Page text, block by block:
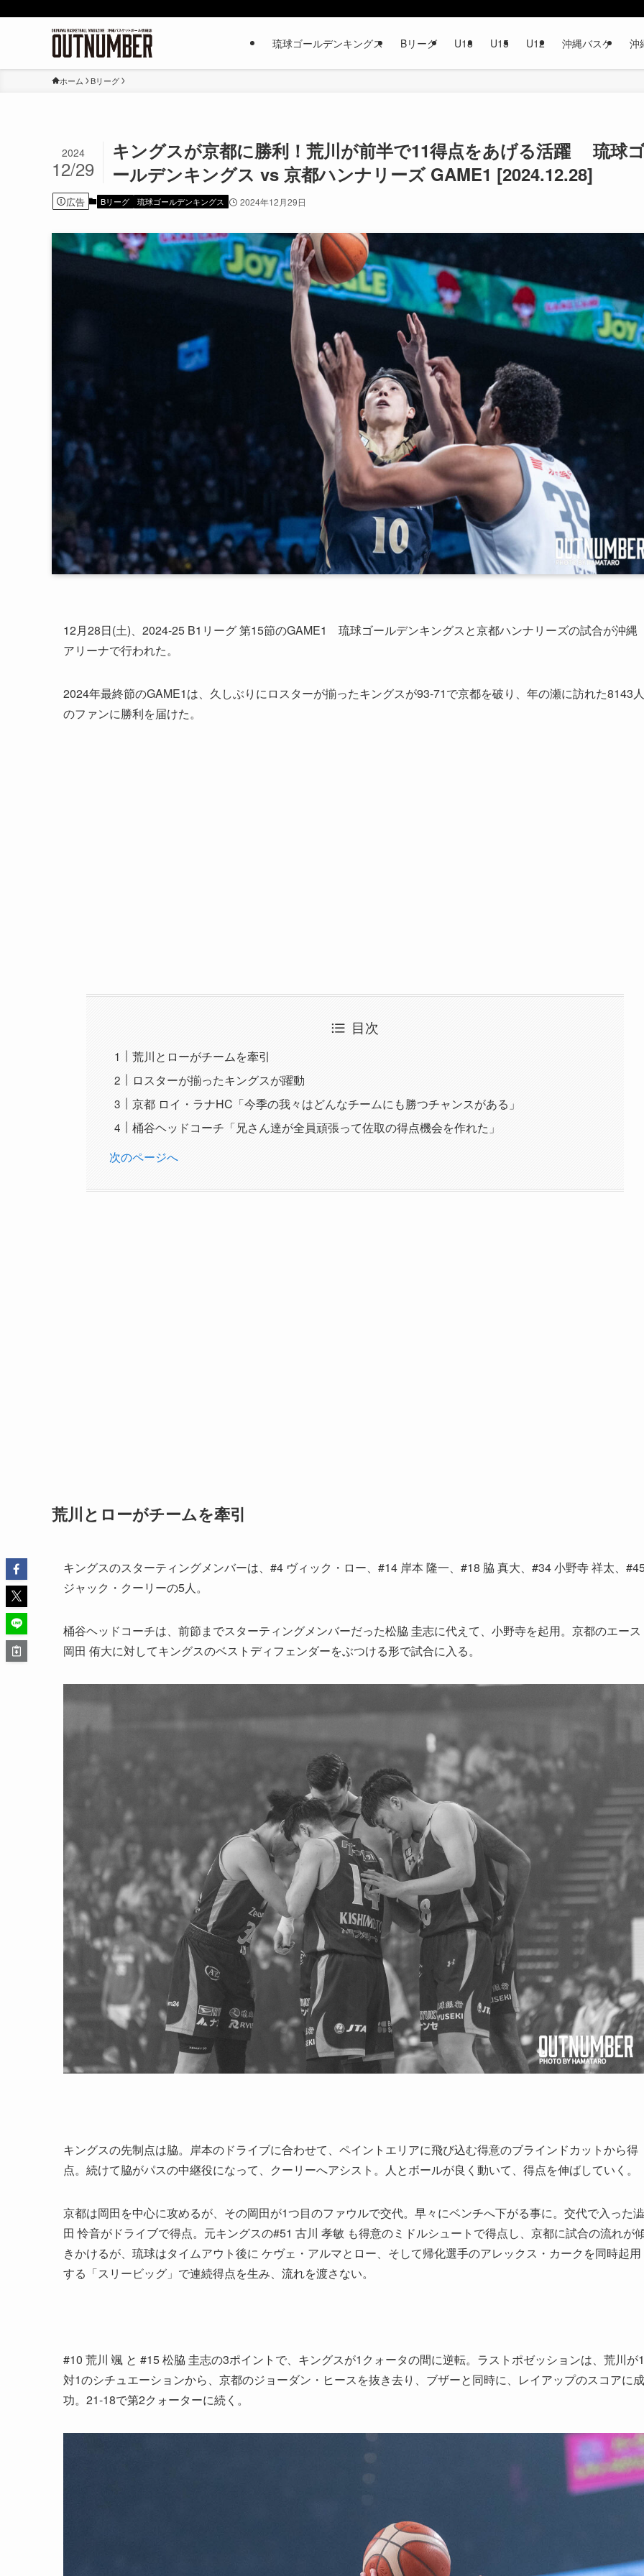
琉球ゴールデンキングス Bリーグ U18 U15 U12 沖縄バスケ 沖
ホーム Bリーグ
キングスが京都に勝利！荒川が前半で11得点をあげる活躍 琉球
ールデンキングス vs 京都ハンナリーズ GAME1 [2024.12.28]
2024
12/29
広告 Bリーグ 琉球ゴールデンキングス 2024年12月29日
12月28日(土)、2024‐25 B1リーグ 第15節のGAME1 琉球ゴールデンキングスと京都ハンナリーズの試合が沖縄
アリーナで行われた。
2024年最終節のGAME1は、久しぶりにロスターが揃ったキングスが93‐71で京都を破り、年の瀬に訪れた8143人
のファンに勝利を届けた。
目次
荒川とローがチームを牽引
ロスターが揃ったキングスが躍動
京都 ロイ・ラナHC「今季の我々はどんなチームにも勝つチャンスがある」
桶谷ヘッドコーチ「兄さん達が全員頑張って佐取の得点機会を作れた」
次のページへ
荒川とローがチームを牽引
キングスのスターティングメンバーは、#4 ヴィック・ロー、#14 岸本 隆一、#18 脇 真大、#34 小野寺 祥太、
ジャック・クーリーの5人。
桶谷ヘッドコーチは、前節までスターティングメンバーだった松脇 圭志に代えて、小野寺を起用。京都のエース
岡田 侑大に対してキングスのベストディフェンダーをぶつける形で試合に入る。
キングスの先制点は脇。岸本のドライブに合わせて、ペイントエリアに飛び込む得意のブラインドカットから得
点。続けて脇がパスの中継役になって、クーリーへアシスト。人とボールが良く動いて、得点を伸ばしていく。
京都は岡田を中心に攻めるが、その岡田が1つ目のファウルで交代。早々にベンチへ下がる事に。交代で入った澁
田 怜音がドライブで得点。元キングスの#51 古川 孝敏 も得意のミドルシュートで得点し、京都に試合の流れが
きかけるが、琉球はタイムアウト後に ケヴェ・アルマとロー、そして帰化選手のアレックス・カークを同時起用
する「スリービッグ」で連続得点を生み、流れを渡さない。
#10 荒川 颯 と #15 松脇 圭志の3ポイントで、キングスが1クォータの間に逆転。ラストポゼッションは、荒川が1
対1のシチュエーションから、京都のジョーダン・ヒースを抜き去り、ブザーと同時に、レイアップのスコアに成
功。21-18で第2クォーターに続く。